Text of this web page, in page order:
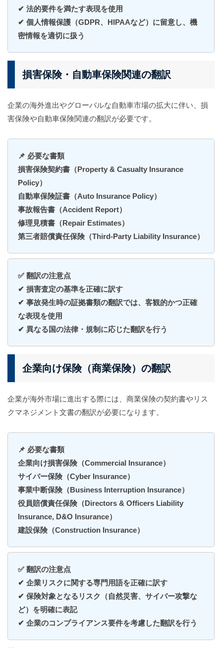
✔ 法的要件を満たす表現を使用
✔ 個人情報保護（GDPR、HIPAAなど）に留意し、機
密情報を適切に扱う
損害保険・自動車保険関連の翻訳
企業の海外進出やグローバルな自動車市場の拡大に伴い、損
害保険や自動車保険関連の翻訳が必要です。
📌 必要な書類
損害保険契約書（Property & Casualty Insurance
Policy）
自動車保険証書（Auto Insurance Policy）
事故報告書（Accident Report）
修理見積書（Repair Estimates）
第三者賠償責任保険（Third-Party Liability Insurance）
✅ 翻訳の注意点
✔ 損害査定の基準を正確に訳す
✔ 事故発生時の証拠書類の翻訳では、客観的かつ正確
な表現を使用
✔ 異なる国の法律・規制に応じた翻訳を行う
企業向け保険（商業保険）の翻訳
企業が海外市場に進出する際には、商業保険の契約書やリス
クマネジメント文書の翻訳が必要になります。
📌 必要な書類
企業向け損害保険（Commercial Insurance）
サイバー保険（Cyber Insurance）
事業中断保険（Business Interruption Insurance）
役員賠償責任保険（Directors & Officers Liability
Insurance, D&O Insurance）
建設保険（Construction Insurance）
✅ 翻訳の注意点
✔ 企業リスクに関する専門用語を正確に訳す
✔ 保険対象となるリスク（自然災害、サイバー攻撃な
ど）を明確に表記
✔ 企業のコンプライアンス要件を考慮した翻訳を行う